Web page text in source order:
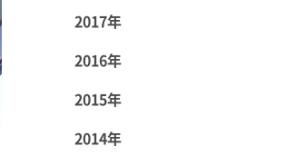
2017年
2016年
2015年
2014年